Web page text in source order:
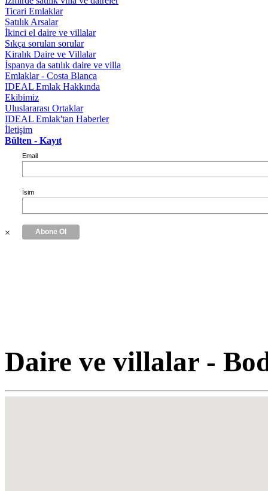
×
Ticari Emlaklar
Satılık Arsalar
İkinci el daire ve villalar
Sıkça sorulan sorular
Kiralık Daire ve Villalar
İspanya da satılık daire ve villa
Emlaklar - Costa Blanca
IDEAL Emlak Hakkında
Ekibimiz
Uluslararası Ortaklar
IDEAL Emlak'tan Haberler
İletişim
Bülten - Kayıt
Email
İsim
Daire ve villalar -